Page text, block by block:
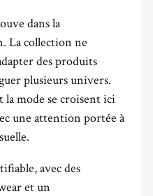
dans la
La collection ne
des produits
plusieurs univers.
mode se croisent ici
une attention portée à
avec des
et un